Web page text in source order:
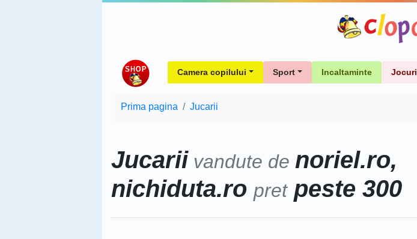
Camera copilului Sport Incaltaminte Jocuri
Prima pagina Jucarii
Jucarii vandute de noriel.ro,
nichiduta.ro pretpeste 300